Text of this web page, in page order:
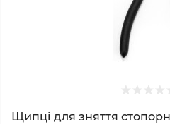
Щипці для зняття